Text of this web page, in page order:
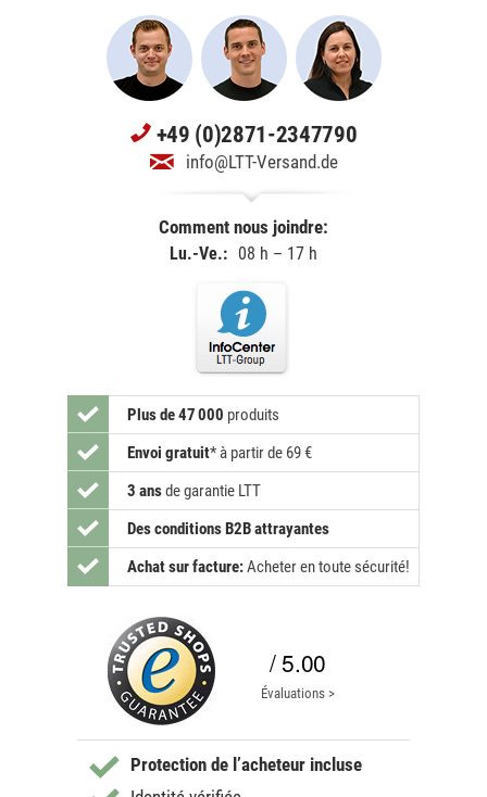
+49 (0)2871-2347790
info@LTT-Versand.de
Comment nous joindre:
Lu.-Ve.: 08 h – 17 h
Plus de 47 000 produits
Envoi gratuit* à partir de 69 €
3 ansde garantie LTT
Des conditions B2B attrayantes
Achat sur facture:Acheter en toute sécurité!
/ 5.00
Évaluations >
Protection de l’acheteur incluse